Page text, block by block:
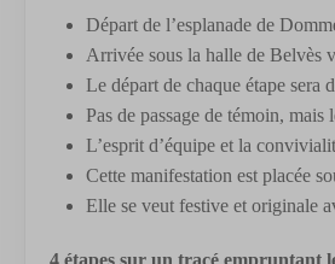
Départ de l’esplanade de
Arrivée sous la halle de Belvès
Le départ de chaque étape sera
Pas de passage de témoin,
L’esprit d’équipe et la
Cette manifestation est placée
Elle se veut festive et originale